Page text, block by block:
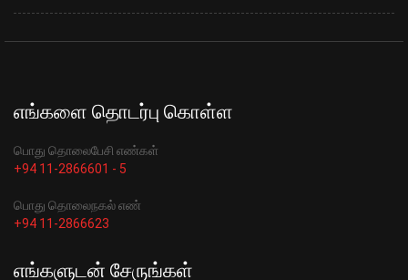
எங்களை தொடர்பு கொள்ள
பொது தொலைபேசி எண்கள்
+94 11-2866601 - 5
பொது தொலைநகல் எண்
+94 11-2866623
எங்களுடன் சேருங்கள்